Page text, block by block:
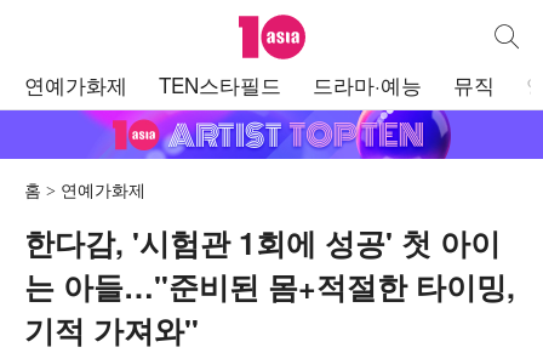
텐아시아 통합
연예가화제 TEN스타필드 드라마·예능 뮤직
홈 연예가화제
한다감, '시험관 1회에 성공' 첫 아이
는 아들…"준비된 몸+적절한 타이밍,
기적 가져와"